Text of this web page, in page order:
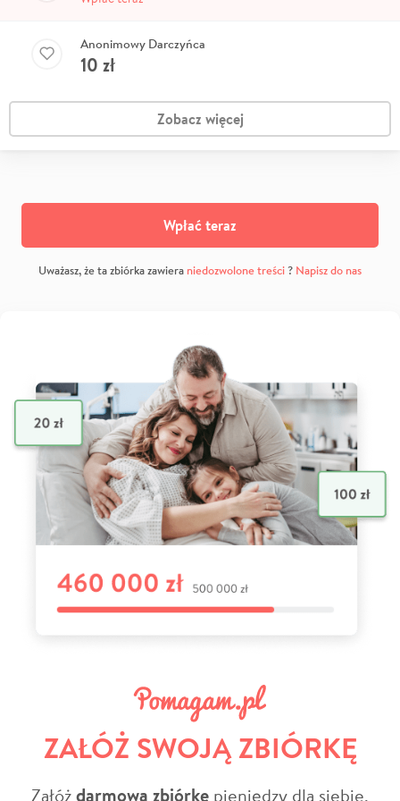
Anonimowy Darczyńca
10 zł
Zobacz więcej
Wpłać teraz
Uważasz, że ta zbiórka zawiera niedozwolone treści? Napisz do nas
ZAŁÓŻ SWOJĄ ZBIÓRKĘ
Załóżdarmową zbiórkę pieniędzy dla siebie,